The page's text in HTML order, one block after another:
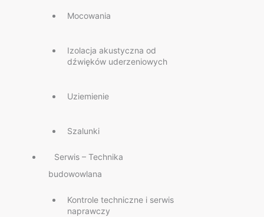
Mocowania
Izolacja akustyczna od
dźwięków uderzeniowych
Uziemienie
Szalunki
Serwis – Technika
budowowlana
Kontrole techniczne i serwis
naprawczy